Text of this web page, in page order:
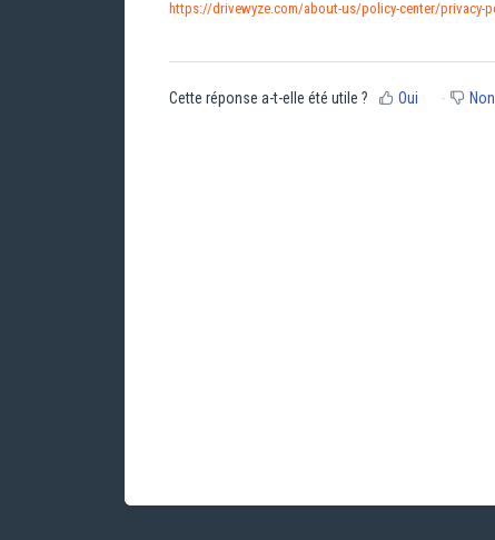
https://drivewyze.com/about-us/policy-center/privacy-
Cette réponse a-t-elle été utile ? Oui Non